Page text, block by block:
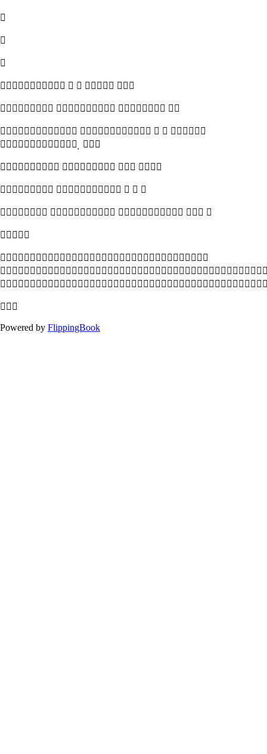



    
   
    
 
   
    
    



Powered by FlippingBook